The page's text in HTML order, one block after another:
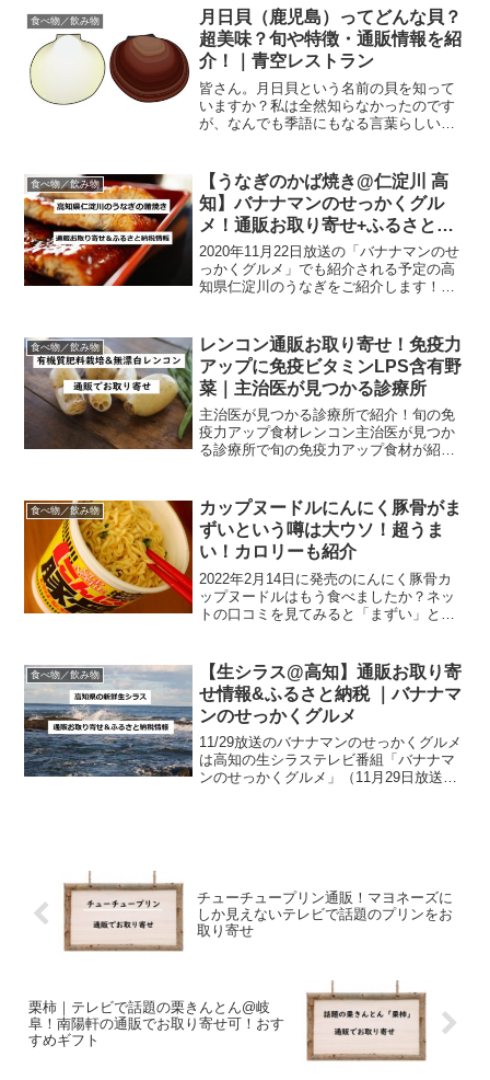
情報をご紹介します！福井県の越前おろ
しそばと辛味大根！美...
食べ物／飲み物
月日貝（鹿児島）ってどんな貝？
超美味？旬や特徴・通販情報を紹
介！｜青空レストラン
皆さん。月日貝という名前の貝を知って
いますか？私は全然知らなかったのです
が、なんでも季語にもなる言葉らしいで
紹介します。ここでは、・どんな貝？・
旬・通販情報を紹介します...
食べ物／飲み物
【うなぎのかば焼き@仁淀川 高
知】バナナマンのせっかくグル
メ！通販お取り寄せ+ふるさと納
税
2020年11月22日放送の「バナナマンのせ
っかくグルメ」でも紹介される予定の高
知県仁淀川のうなぎをご紹介します！通
をお楽しみください♪バナナマンのせっか
くグルメでも紹...
食べ物／飲み物
レンコン通販お取り寄せ！免疫力
アップに免疫ビタミンLPS含有野
菜｜主治医が見つかる診療所
主治医が見つかる診療所で紹介！旬の免
疫力アップ食材レンコン主治医が見つか
る診療所で旬の免疫力アップ食材が紹介
せ情報をご紹介。レンコンを食べて元気
に冬を乗り越えましょう！...
食べ物／飲み物
カップヌードルにんにく豚骨がま
ずいという噂は大ウソ！超うま
い！カロリーも紹介
2022年2月14日に発売のにんにく豚骨カ
ップヌードルはもう食べましたか？ネッ
トの口コミを見てみると「まずい」とい
て？！これは食べてみなければ。タイミ
ングよく私の弟のタワシ...
食べ物／飲み物
【生シラス@高知】通販お取り寄
せ情報&ふるさと納税 ｜バナナマ
ンのせっかくグルメ
11/29放送のバナナマンのせっかくグルメ
は高知の生シラステレビ番組「バナナマ
ンのせっかくグルメ」（11月29日放送）
チューチュープリン通販！マヨネーズに
しか見えないテレビで話題のプリンをお
取り寄せ
栗柿｜テレビで話題の栗きんとん@岐
阜！南陽軒の通販でお取り寄せ可！おす
すめギフト